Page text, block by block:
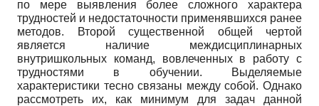
по мере выявления более сложного характера
трудностей и недостаточности применявшихся ранее
методов. Второй существенной общей чертой
является наличие междисциплинарных
внутришкольных команд, вовлеченных в работу с
трудностями в обучении. Выделяемые
характеристики тесно связаны между собой. Однако
рассмотреть их, как минимум для задач данной